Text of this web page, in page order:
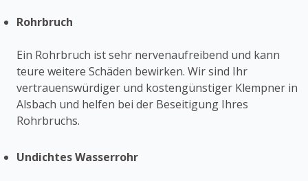
Rohrbruch
Ein Rohrbruch ist sehr nervenaufreibend und kann
teure weitere Schäden bewirken. Wir sind Ihr
vertrauenswürdiger und kostengünstiger Klempner in
Alsbach und helfen bei der Beseitigung Ihres
Rohrbruchs.
Undichtes Wasserrohr